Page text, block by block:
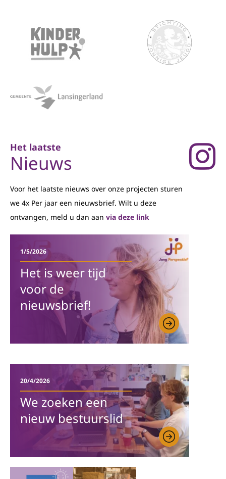
Het laatste
Nieuws
Voor het laatste nieuws over onze projecten sturen
we 4x Per jaar een nieuwsbrief. Wilt u deze
ontvangen, meld u dan aan via deze link
1/5/2026
Het is weer tijd
voor de
nieuwsbrief!
20/4/2026
We zoeken een
nieuw bestuurslid